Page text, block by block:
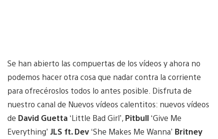
Se han abierto las compuertas de los vídeos y ahora no
podemos hacer otra cosa que nadar contra la corriente
para ofrecéroslos todos lo antes posible. Disfruta de
nuestro canal de Nuevos vídeos calentitos: nuevos vídeos
de David Guetta ‘Little Bad Girl’, Pitbull ‘Give Me
Everything’ JLS ft.Dev ‘She Makes Me Wanna’ Britney